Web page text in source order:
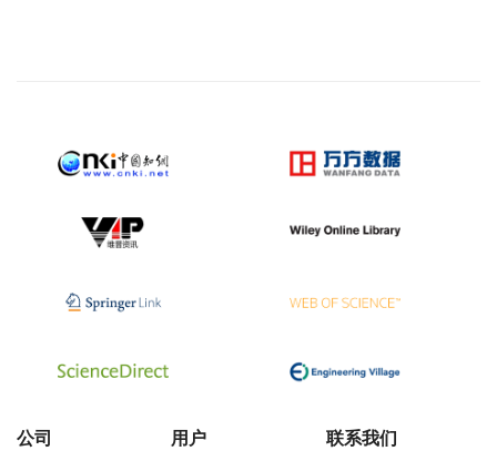
公司 用户 联系我们